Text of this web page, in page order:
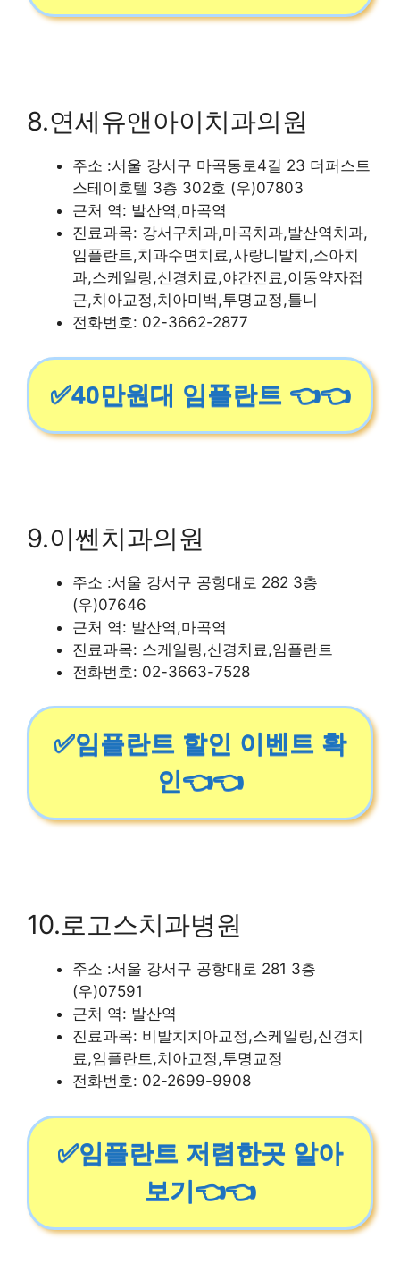
8.연세유앤아이치과의원
주소 :서울 강서구 마곡동로4길 23 더퍼스트
스테이호텔 3층 302호 (우)07803
근처 역: 발산역,마곡역
진료과목: 강서구치과,마곡치과,발산역치과,
임플란트,치과수면치료,사랑니발치,소아치
과,스케일링,신경치료,야간진료,이동약자접
근,치아교정,치아미백,투명교정,틀니
전화번호: 02-3662-2877
✅40만원대 임플란트 👈👈
9.이쎈치과의원
주소 :서울 강서구 공항대로 282 3층
(우)07646
근처 역: 발산역,마곡역
진료과목: 스케일링,신경치료,임플란트
전화번호: 02-3663-7528
✅임플란트 할인 이벤트 확
인👈👈
10.로고스치과병원
주소 :서울 강서구 공항대로 281 3층
(우)07591
근처 역: 발산역
진료과목: 비발치치아교정,스케일링,신경치
료,임플란트,치아교정,투명교정
전화번호: 02-2699-9908
✅임플란트 저렴한곳 알아
보기👈👈